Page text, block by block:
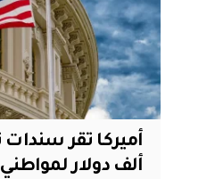
ألف دولار لمواطني 50 دولة